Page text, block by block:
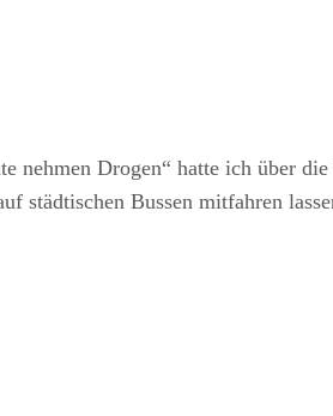
nehmen Drogen“ hatte ich über
städtischen Bussen mitfahren